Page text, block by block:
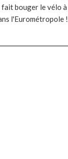
bouger le vélo à
l'Eurométropole !